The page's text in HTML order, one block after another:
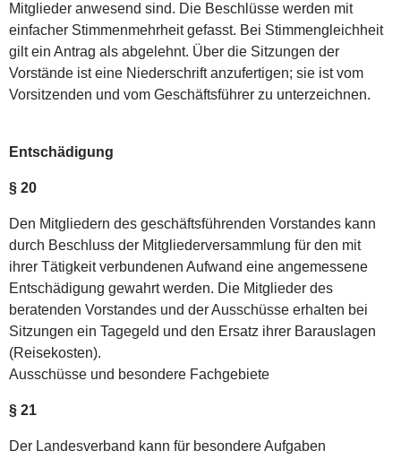
Mitglieder anwesend sind. Die Beschlüsse werden mit
einfacher Stimmenmehrheit gefasst. Bei Stimmengleichheit
gilt ein Antrag als abgelehnt. Über die Sitzungen der
Vorstände ist eine Niederschrift anzufertigen; sie ist vom
Vorsitzenden und vom Geschäftsführer zu unterzeichnen.
Entschädigung
§ 20
Den Mitgliedern des geschäftsführenden Vorstandes kann
durch Beschluss der Mitgliederversammlung für den mit
ihrer Tätigkeit verbundenen Aufwand eine angemessene
Entschädigung gewahrt werden. Die Mitglieder des
beratenden Vorstandes und der Ausschüsse erhalten bei
Sitzungen ein Tagegeld und den Ersatz ihrer Barauslagen
(Reisekosten).
Ausschüsse und besondere Fachgebiete
§ 21
Der Landesverband kann für besondere Aufgaben